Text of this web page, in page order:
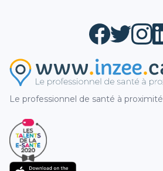
Le professionnel de santé à proximité